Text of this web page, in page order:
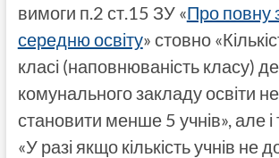
вимоги п.2 ст.15 ЗУ «Про повну
середню освіту» стовно
класі (наповнюваність класу)
комунального закладу освіти
становити менше 5 учнів», але
«У разі якщо кількість учнів не